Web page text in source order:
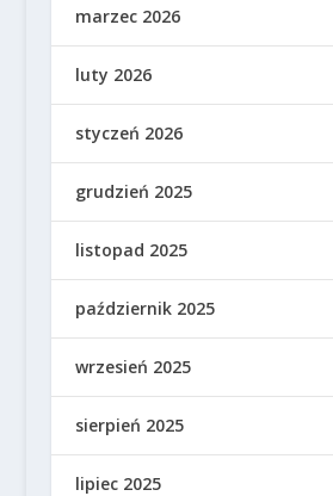
marzec 2026
luty 2026
styczeń 2026
grudzień 2025
listopad 2025
październik 2025
wrzesień 2025
sierpień 2025
lipiec 2025